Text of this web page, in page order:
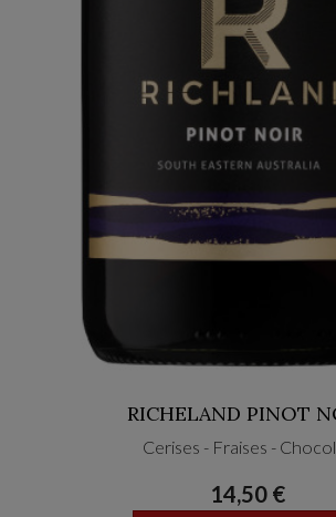
RICHELAND PINOT
Cerises - Fraises -
14,50 €